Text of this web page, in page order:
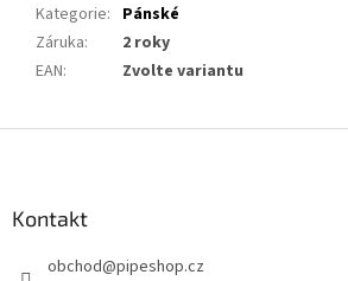
Kategorie: Pánské
Záruka:
2 roky
EAN: Zvolte variantu
Kontakt
obchod@pipeshop.cz